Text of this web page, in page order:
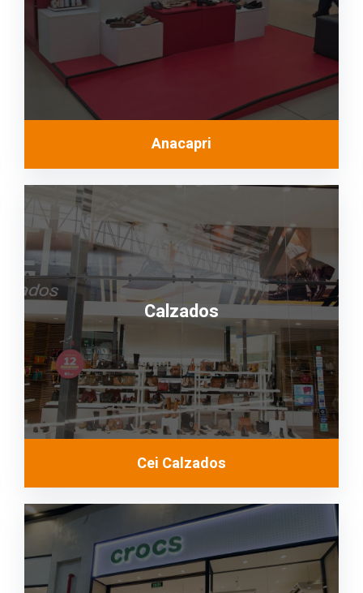
Anacapri
Calzados
Cei Calzados